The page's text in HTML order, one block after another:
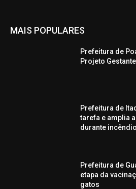
MAIS POPULARES
Prefeitura de
Projeto Gestante
Prefeitura de
tarefa e amplia
durante
Prefeitura de
etapa da
gatos